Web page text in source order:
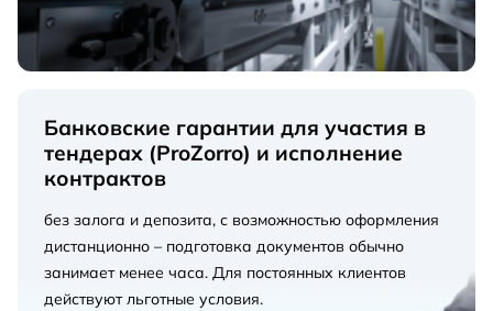
Банковские гарантии для участия в
тендерах (ProZorro) и исполнение
контрактов
без залога и депозита, с возможностью оформления
дистанционно – подготовка документов обычно
занимает менее часа. Для постоянных клиентов
действуют льготные условия.